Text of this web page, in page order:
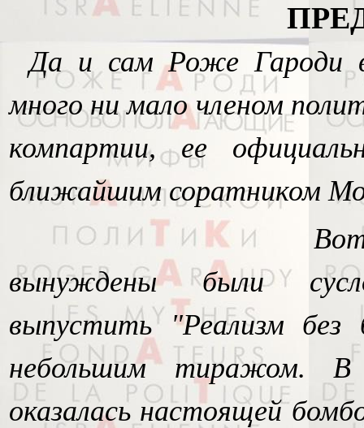
Да и сам Роже Гароди
много ни мало членом
компартии, ее
ближайшим соратником
вынуждены были
выпустить "Реализм без
небольшим тиражом.
оказалась настоящей